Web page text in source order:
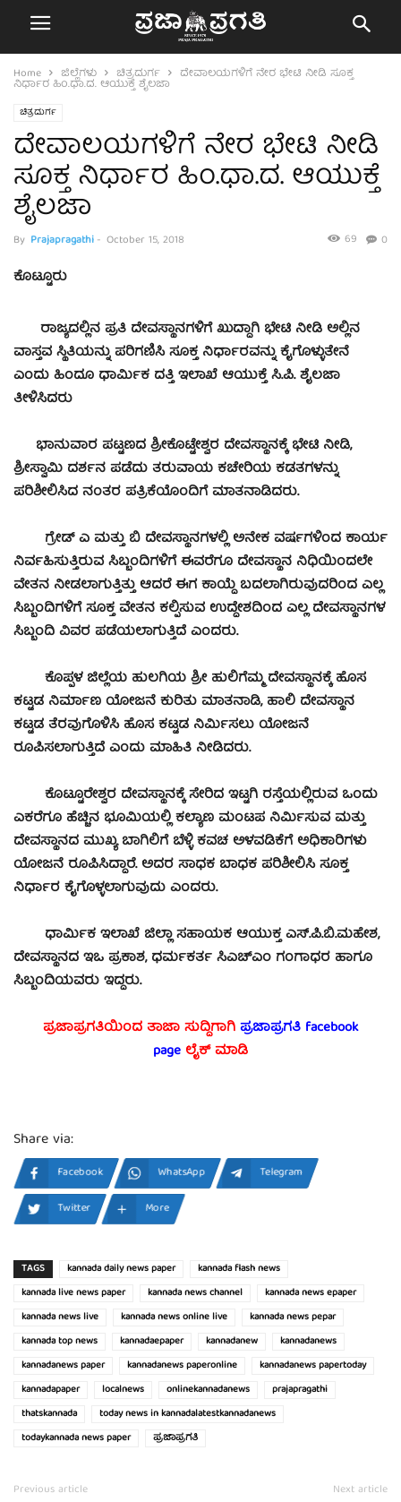
Home ಜಿಲ್ಲೆಗಳು ಚಿತ್ರದುರ್ಗ ದೇವಾಲಯಗಳಿಗೆ ನೇರ ಭೇಟಿ ನೀಡಿ ಸೂಕ್ತ
ನಿರ್ಧಾರ ಹಿಂ.ಧಾ.ದ. ಆಯುಕ್ತೆ ಶೈಲಜಾ
ಚಿತ್ರದುರ್ಗ
ದೇವಾಲಯಗಳಿಗೆ ನೇರ ಭೇಟಿ ನೀಡಿ
ಸೂಕ್ತ ನಿರ್ಧಾರ ಹಿಂ.ಧಾ.ದ. ಆಯುಕ್ತೆ
ಶೈಲಜಾ
By Prajapragathi- October 15, 2018 0
69
ಕೊಟ್ಟೂರು
ರಾಜ್ಯದಲ್ಲಿನ ಪ್ರತಿ ದೇವಸ್ಥಾನಗಳಿಗೆ ಖುದ್ದಾಗಿ ಭೇಟಿ ನೀಡಿ ಅಲ್ಲಿನ
ವಾಸ್ತವ ಸ್ಥಿತಿಯನ್ನು ಪರಿಗಣಿಸಿ ಸೂಕ್ತ ನಿರ್ಧಾರವನ್ನು ಕೈಗೊಳ್ಳುತೇನೆ
ಎಂದು ಹಿಂದೂ ಧಾರ್ಮಿಕ ದತ್ತಿ ಇಲಾಖೆ ಆಯುಕ್ತೆ ಸಿ.ಪಿ. ಶೈಲಜಾ
ತೀಳಿಸಿದರು
ಭಾನುವಾರ ಪಟ್ಟಣದ ಶ್ರೀಕೊಟ್ಟೇಶ್ವರ ದೇವಸ್ಥಾನಕ್ಕೆ ಭೇಟಿ ನೀಡಿ,
ಶ್ರೀಸ್ವಾಮಿ ದರ್ಶನ ಪಡೆದು ತರುವಾಯ ಕಚೇರಿಯ ಕಡತಗಳನ್ನು
ಪರಿಶೀಲಿಸಿದ ನಂತರ ಪತ್ರಿಕೆಯೊಂದಿಗೆ ಮಾತನಾಡಿದರು.
ಗ್ರೇಡ್ ಎ ಮತ್ತು ಬಿ ದೇವಸ್ಥಾನಗಳಲ್ಲಿ ಅನೇಕ ವರ್ಷಗಳಿಂದ ಕಾರ್ಯ
ನಿರ್ವಹಿಸುತ್ತಿರುವ ಸಿಬ್ಬಂದಿಗಳಿಗೆ ಈವರೆಗೂ ದೇವಸ್ಥಾನ ನಿಧಿಯಿಂದಲೇ
ವೇತನ ನೀಡಲಾಗುತ್ತಿತ್ತು ಆದರೆ ಈಗ ಕಾಯ್ದೆ ಬದಲಾಗಿರುವುದರಿಂದ ಎಲ್ಲ
ಸಿಬ್ಬಂದಿಗಳಿಗೆ ಸೂಕ್ತ ವೇತನ ಕಲ್ಪಿಸುವ ಉದ್ದೇಶದಿಂದ ಎಲ್ಲ ದೇವಸ್ಥಾನಗಳ
ಸಿಬ್ಬಂದಿ ವಿವರ ಪಡೆಯಲಾಗುತ್ತಿದೆ ಎಂದರು.
ಕೊಪ್ಪಳ ಜಿಲ್ಲೆಯ ಹುಲಗಿಯ ಶ್ರೀ ಹುಲಿಗೆಮ್ಮ ದೇವಸ್ಥಾನಕ್ಕೆ ಹೊಸ
ಕಟ್ಟಡ ನಿರ್ಮಾಣ ಯೋಜನೆ ಕುರಿತು ಮಾತನಾಡಿ, ಹಾಲಿ ದೇವಸ್ಥಾನ
ಕಟ್ಟಡ ತೆರವುಗೊಳಿಸಿ ಹೊಸ ಕಟ್ಟಡ ನಿರ್ಮಿಸಲು ಯೋಜನೆ
ರೂಪಿಸಲಾಗುತ್ತಿದೆ ಎಂದು ಮಾಹಿತಿ ನೀಡಿದರು.
ಕೊಟ್ಟೂರೇಶ್ವರ ದೇವಸ್ಥಾನಕ್ಕೆ ಸೇರಿದ ಇಟ್ಟಗಿ ರಸ್ತೆಯಲ್ಲಿರುವ ಒಂದು
ಎಕರೆಗೂ ಹೆಚ್ಚಿನ ಭೂಮಿಯಲ್ಲಿ ಕಲ್ಯಾಣ ಮಂಟಪ ನಿರ್ಮಿಸುವ ಮತ್ತು
ದೇವಸ್ಥಾನದ ಮುಖ್ಯ ಬಾಗಿಲಿಗೆ ಬೆಳ್ಳಿ ಕವಚ ಅಳವಡಿಕೆಗೆ ಅಧಿಕಾರಿಗಳು
ಯೋಜನೆ ರೂಪಿಸಿದ್ದಾರೆ. ಅದರ ಸಾಧಕ ಬಾಧಕ ಪರಿಶೀಲಿಸಿ ಸೂಕ್ತ
ನಿರ್ಧಾರ ಕೈಗೊಳ್ಳಲಾಗುವುದು ಎಂದರು.
ಧಾರ್ಮಿಕ ಇಲಾಖೆ ಜಿಲ್ಲಾ ಸಹಾಯಕ ಆಯುಕ್ತ ಎಸ್.ಪಿ.ಬಿ.ಮಹೇಶ,
ದೇವಸ್ಥಾನದ ಇಒ ಪ್ರಕಾಶ, ಧರ್ಮಕರ್ತ ಸಿಎಚ್‍ಎಂ ಗಂಗಾಧರ ಹಾಗೂ
ಸಿಬ್ಬಂದಿಯವರು ಇದ್ದರು.
ಪ್ರಜಾಪ್ರಗತಿಯಿಂದ ತಾಜಾ ಸುದ್ದಿಗಾಗಿಪ್ರಜಾಪ್ರಗತಿ facebook
page ಲೈಕ್ ಮಾಡಿ
Share via:
Facebook WhatsApp
Telegram
Twitter
More
TAGS kannada daily news paper
kannada flash news
kannada live news paper
kannada news channel
kannada news epaper
kannada news live
kannada news online live
kannada news pepar
kannada top news
kannadaepaper kannadanew
kannadanews
kannadanews paper
kannadanews paperonline
kannadanews papertoday
kannadapaper
localnews onlinekannadanews
prajapragathi
thatskannada
today news in kannadalatestkannadanews
todaykannada news paper
ಪ್ರಜಾಪ್ರಗತಿ
Previous article Next article